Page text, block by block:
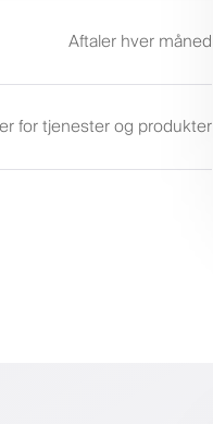
Aftaler hver måned
for tjenester og produkter